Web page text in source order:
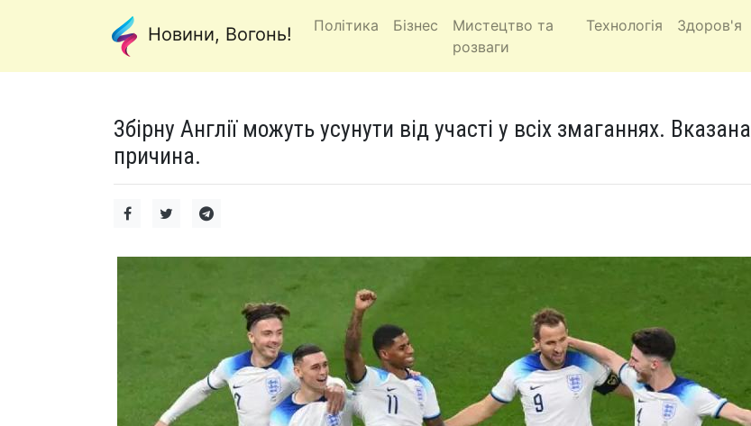
Новини, Вогонь! Політика Бізнес
Мистецтво та
розваги
Технологія Здоров'я
Збірну Англії можуть усунути від участі у всіх змаганнях. Вказана
причина.